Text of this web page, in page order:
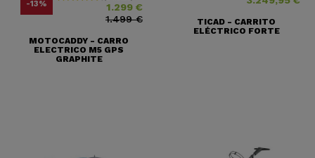
-13% 1.299 €
1.499 €
MOTOCADDY - CARRO
ELECTRICO M5 GPS
GRAPHITE
TICAD - CARRITO
ELÉCTRICO FORTE